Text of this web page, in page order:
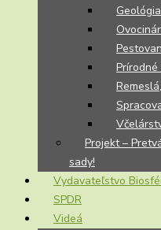
Projekt –
sady!
Vydavateľstvo
SPDR
Videá